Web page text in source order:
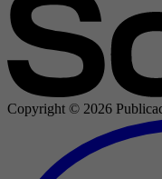
Copyright © 2026